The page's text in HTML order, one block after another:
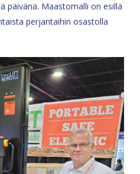
päivänä. Maastomalli on esillä
perjantaihin osastolla